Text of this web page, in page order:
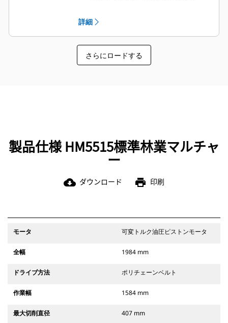
アースレベルのプライマリグリース
ポイントにより、日常的なメンテナ
ンスを行う際に安全に使用できま
す。
ボルトオン、交換可能なスキッドに
詳細
さらにロードする
製品仕様 HM5515標準林業マルチャ
ー
cloud_download ダウンロード print 印刷
モータ 可変トルク油圧ピストンモータ
全幅 1984 mm
ドライブ方法 ポリチェーンベルト
作業幅 1584 mm
最大切削直径 407 mm